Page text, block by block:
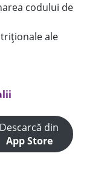
codului de
ale
Descarcă din
App Store